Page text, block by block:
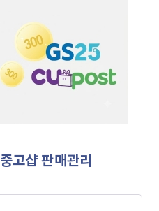
중고샵 판매관리